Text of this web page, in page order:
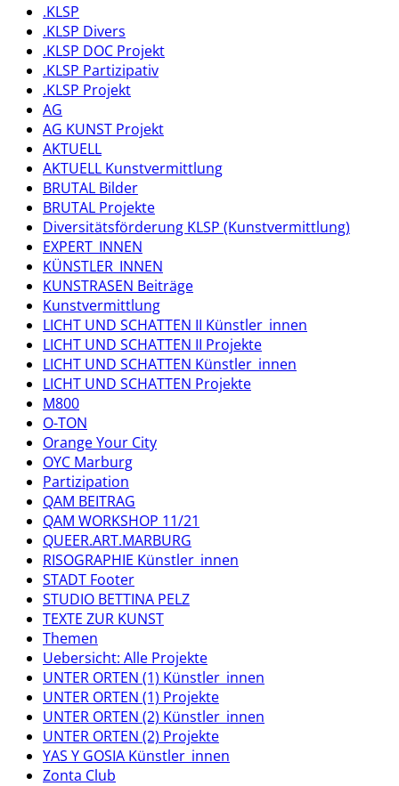
.KLSP
.KLSP Divers
.KLSP DOC Projekt
.KLSP Partizipativ
.KLSP Projekt
AG
AG KUNST Projekt
AKTUELL
AKTUELL Kunstvermittlung
BRUTAL Bilder
BRUTAL Projekte
Diversitätsförderung KLSP (Kunstvermittlung)
EXPERT_INNEN
KÜNSTLER_INNEN
KUNSTRASEN Beiträge
Kunstvermittlung
LICHT UND SCHATTEN II Künstler_innen
LICHT UND SCHATTEN II Projekte
LICHT UND SCHATTEN Künstler_innen
LICHT UND SCHATTEN Projekte
M800
O-TON
Orange Your City
OYC Marburg
Partizipation
QAM BEITRAG
QAM WORKSHOP 11/21
QUEER.ART.MARBURG
RISOGRAPHIE Künstler_innen
STADT Footer
STUDIO BETTINA PELZ
TEXTE ZUR KUNST
Themen
Uebersicht: Alle Projekte
UNTER ORTEN (1) Künstler_innen
UNTER ORTEN (1) Projekte
UNTER ORTEN (2) Künstler_innen
UNTER ORTEN (2) Projekte
YAS Y GOSIA Künstler_innen
Zonta Club